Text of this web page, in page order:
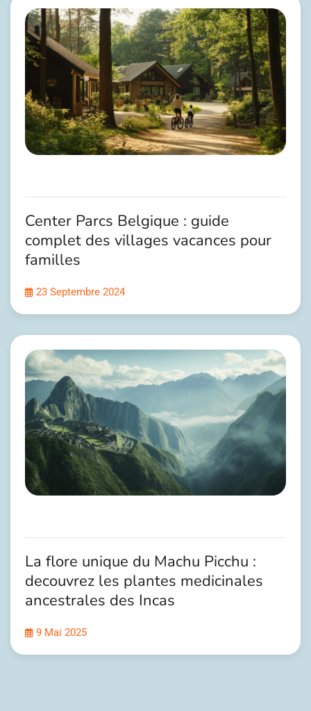
Center Parcs Belgique : guide
complet des villages vacances pour
familles
23 Septembre 2024
La flore unique du Machu Picchu :
decouvrez les plantes medicinales
ancestrales des Incas
9 Mai 2025